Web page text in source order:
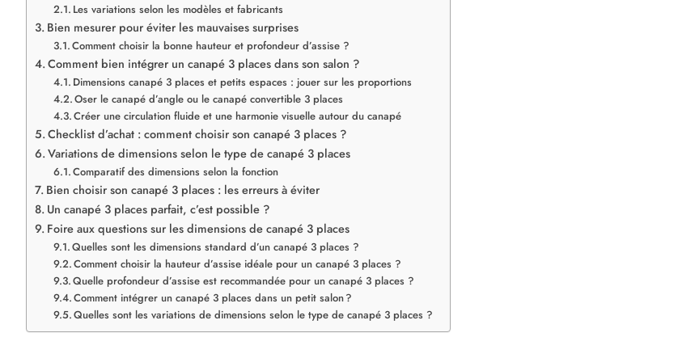
Les variations selon les modèles et fabricants
Bien mesurer pour éviter les mauvaises surprises
Comment choisir la bonne hauteur et profondeur d’assise ?
Comment bien intégrer un canapé 3 places dans son salon ?
Dimensions canapé 3 places et petits espaces : jouer sur les proportions
Oser le canapé d’angle ou le canapé convertible 3 places
Créer une circulation fluide et une harmonie visuelle autour du canapé
Checklist d’achat : comment choisir son canapé 3 places ?
Variations de dimensions selon le type de canapé 3 places
Comparatif des dimensions selon la fonction
Bien choisir son canapé 3 places : les erreurs à éviter
Un canapé 3 places parfait, c’est possible ?
Foire aux questions sur les dimensions de canapé 3 places
Quelles sont les dimensions standard d’un canapé 3 places ?
Comment choisir la hauteur d’assise idéale pour un canapé 3 places ?
Quelle profondeur d’assise est recommandée pour un canapé 3 places ?
Comment intégrer un canapé 3 places dans un petit salon ?
Quelles sont les variations de dimensions selon le type de canapé 3 places ?